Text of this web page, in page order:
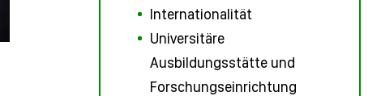
Internationalität
Universitäre
Ausbildungsstätte und
Forschungseinrichtung